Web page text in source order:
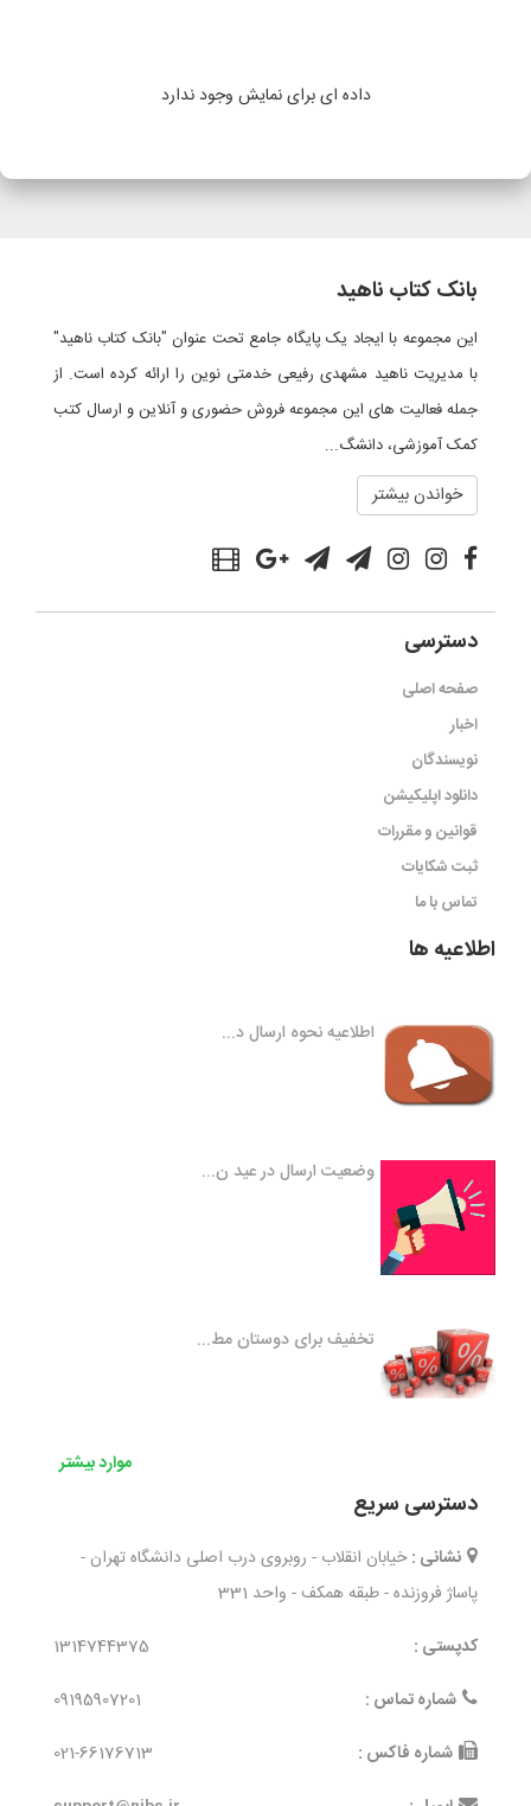
داده ای برای نمایش وجود ندارد
بانک کتاب ناهید
این مجموعه با ایجاد یک پایگاه جامع تحت عنوان "بانک کتاب ناهید"
با مدیریت ناهید مشهدی رفیعی خدمتی نوین را ارائه کرده است. از
جمله فعالیت های این مجموعه فروش حضوری و آنلاین و ارسال کتب
کمک آموزشی، دانشگ...
خواندن بیشتر
دسترسی
صفحه اصلی
اخبار
نویسندگان
دانلود اپلیکیشن
قوانین و مقررات
ثبت شکایات
تماس با ما
اطلاعیه ها
اطلاعیه نحوه ارسال د...
وضعیت ارسال در عید ن...
تخفیف برای دوستان مط...
موارد بیشتر
دسترسی سریع
نشانی : خیابان انقلاب - روبروی درب اصلی دانشگاه تهران -
پاساژ فروزنده - طبقه همکف - واحد 331
کدپستی :
1314744375
شماره تماس :
09195907201
شماره فاکس :
021-66176713